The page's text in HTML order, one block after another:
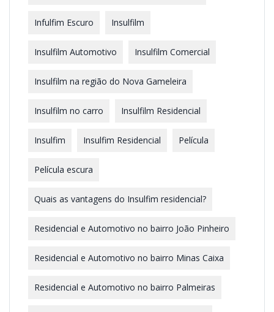
Infulfim Escuro Insulfilm
Insulfilm Automotivo Insulfilm Comercial
Insulfilm na região do Nova Gameleira
Insulfilm no carro Insulfilm Residencial
Insulfim Insulfim Residencial Película
Película escura
Quais as vantagens do Insulfim residencial?
Residencial e Automotivo no bairro João Pinheiro
Residencial e Automotivo no bairro Minas Caixa
Residencial e Automotivo no bairro Palmeiras